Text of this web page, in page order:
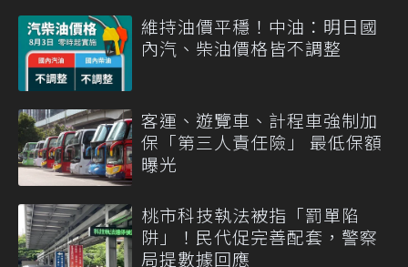
維持油價平穩！中油：明日國
內汽、柴油價格皆不調整
客運、遊覽車、計程車強制加
保「第三人責任險」 最低保額
曝光
桃市科技執法被指「罰單陷
阱」！民代促完善配套，警察
局提數據回應